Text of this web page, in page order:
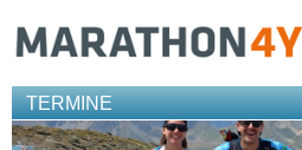
TERMINE